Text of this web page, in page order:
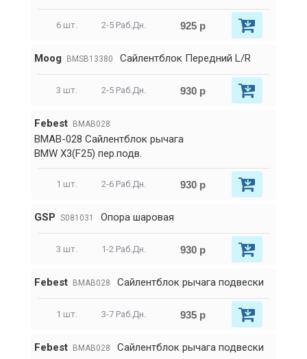
6 шт. 2-5 Раб.Дн. 925 р
Moog BMSB13380 Сайлентблок Передний L/R
3 шт. 2-5 Раб.Дн. 930 р
Febest BMAB028
BMAB-028 Сайлентблок рычага
BMW X3(F25) пер.подв.
1 шт. 2-6 Раб.Дн. 930 р
GSP S081031 Опора шаровая
3 шт. 1-2 Раб.Дн. 930 р
Febest BMAB028 Сайлентблок рычага подвески
1 шт. 3-7 Раб.Дн. 935 р
Febest BMAB028 Сайлентблок рычага подвески